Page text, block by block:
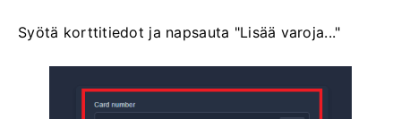
Syötä korttitiedot ja napsauta "Lisää varoja..."